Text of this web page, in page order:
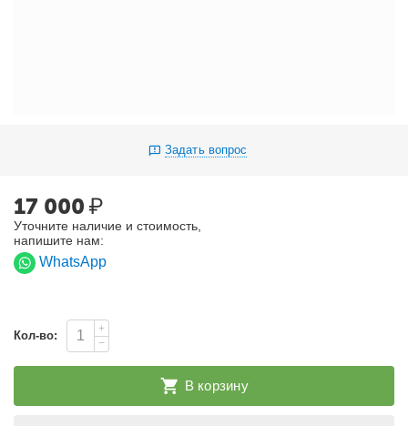
Задать вопрос
17 000₽
Уточните наличие и стоимость,
напишите нам:
WhatsApp
Кол-во:
+
−
В корзину